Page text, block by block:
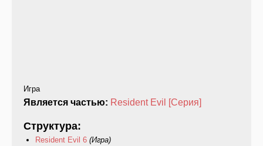
Игра
Является частью: Resident Evil [Серия]
Структура:
Resident Evil 6 (Игра)